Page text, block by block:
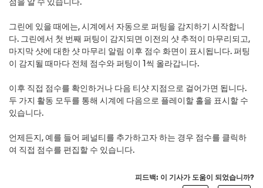
점을 알 수 있습니다.
그린에 있을 때에는, 시계에서 자동으로 퍼팅을 감지하기 시작합니
다. 그린에서 첫 번째 퍼팅이 감지되면 이전의 샷 추적이 마무리되고,
마지막 샷에 대한 샷 마무리 알림 이후 점수 화면이 표시됩니다. 퍼팅
이 감지될 때마다 전체 점수와 퍼팅이 1씩 올라갑니다.
이후 직접 점수를 확인하거나 다음 티샷 지점으로 걸어가면 됩니다.
두 가지 활동 모두를 통해 시계에 다음으로 플레이할 홀을 표시할 수
있습니다.
언제든지, 예를 들어 페널티를 추가하고자 하는 경우 점수를 클릭하
여 직접 점수를 편집할 수 있습니다.
피드백: 이 기사가 도움이 되었습니까?